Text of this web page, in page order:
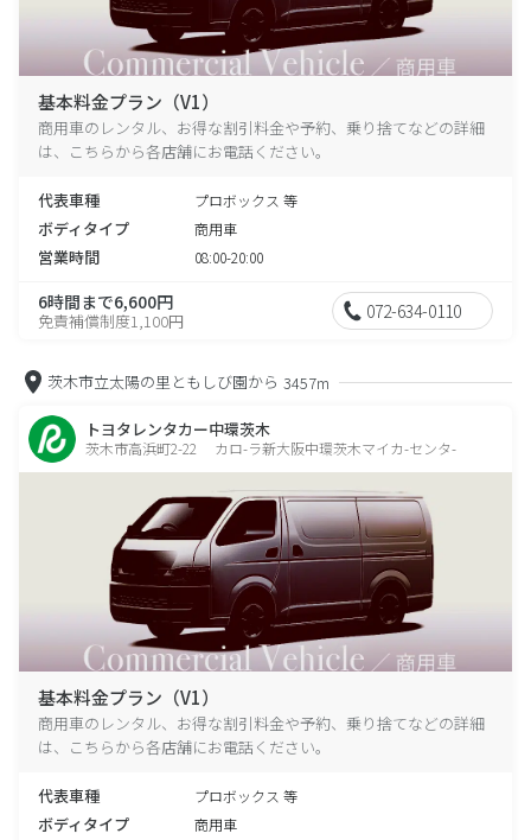
基本料金プラン（V1）
商用車のレンタル、お得な割引料金や予約、乗り捨てなどの詳細
は、こちらから各店舗にお電話ください。
代表車種 プロボックス 等
ボディタイプ 商用車
営業時間 08:00-20:00
6時間まで6,600円
免責補償制度1,100円 072-634-0110
茨木市立太陽の里ともしび園から 3457m
トヨタレンタカー中環茨木
茨木市高浜町2-22 カロ-ラ新大阪中環茨木マイカ-センタ-
基本料金プラン（V1）
商用車のレンタル、お得な割引料金や予約、乗り捨てなどの詳細
は、こちらから各店舗にお電話ください。
代表車種 プロボックス 等
ボディタイプ 商用車